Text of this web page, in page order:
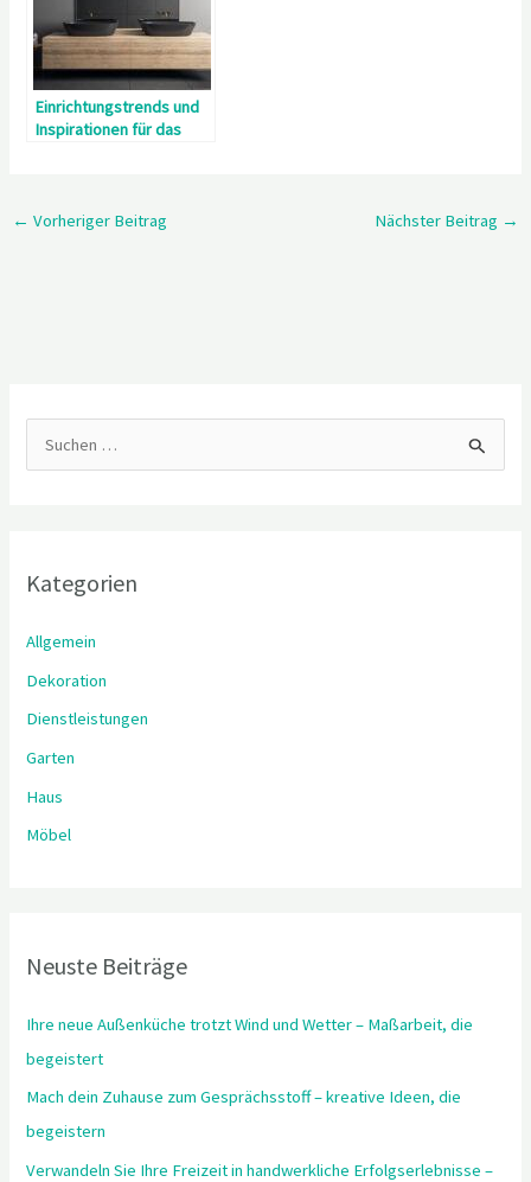
Einrichtungstrends und
Inspirationen für das
← Vorheriger Beitrag Nächster Beitrag →
e
a
c
h
:
Kategorien
Allgemein
Dekoration
Dienstleistungen
Garten
Haus
Möbel
Neuste Beiträge
Ihre neue Außenküche trotzt Wind und Wetter – Maßarbeit, die
begeistert
Mach dein Zuhause zum Gesprächsstoff – kreative Ideen, die
begeistern
Verwandeln Sie Ihre Freizeit in handwerkliche Erfolgserlebnisse –